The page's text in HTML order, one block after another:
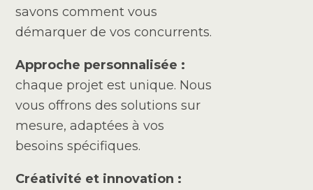
savons comment vous
démarquer de vos concurrents.
Approche personnalisée :
chaque projet est unique. Nous
vous offrons des solutions sur
mesure, adaptées à vos
besoins spécifiques.
Créativité et innovation :